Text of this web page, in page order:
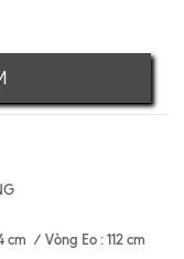
/ Vòng Eo : 112 cm